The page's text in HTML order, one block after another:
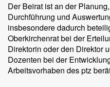
Der Beirat ist an der
Durchführung und
insbesondere dadurch
Oberkirchenrat bei der
Direktorin oder den Direktor
Dozenten bei der
Arbeitsvorhaben des ptz